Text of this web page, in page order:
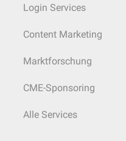
Login Services
Content Marketing
Marktforschung
CME-Sponsoring
Alle Services